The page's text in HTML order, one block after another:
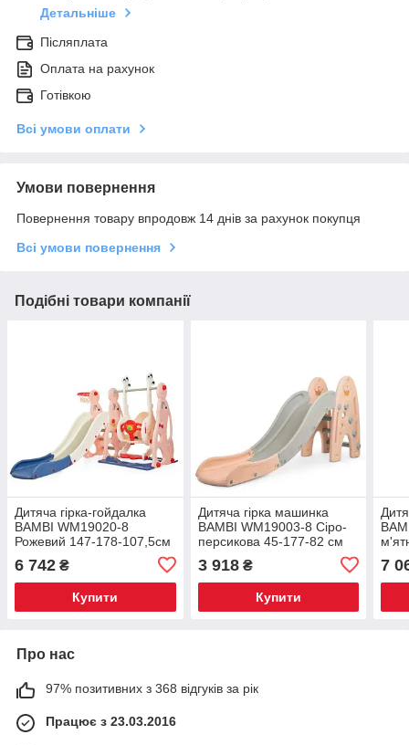
Детальніше
Післяплата
Оплата на рахунок
Готівкою
Всі умови оплати
Умови повернення
Повернення товару впродовж 14 днів за рахунок покупця
Всі умови повернення
Подібні товари компанії
Дитяча гірка-гойдалка
BAMBI WM19020-8
Рожевий 147-178-107,5см
6 742 ₴
Купити
Дитяча гірка машинка
BAMBI WM19003-8 Сіро-
персикова 45-177-82 см
3 918₴
Купити
7
Про нас
97% позитивних з 368 відгуків за рік
Працює з 23.03.2016